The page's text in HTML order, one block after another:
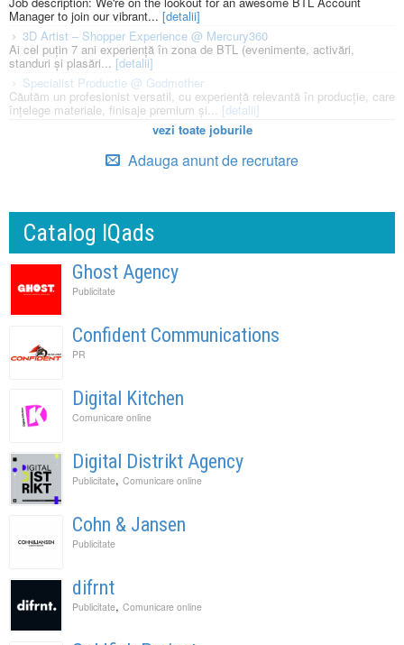
Manager to join our vibrant... [detalii]
3D Artist – Shopper Experience @ Mercury360
Ai cel puțin 7 ani experiență în zona de BTL (evenimente, activări,
standuri și plasări...[detalii]
Specialist Productie @ Godmother
Căutăm un profesionist versatil, cu experiență relevantă în producție, care
înțelege materiale, finisaje premium și... [detalii]
vezi toate joburile
Adauga anunt de recrutare
Catalog IQads
Ghost Agency
Publicitate
Confident Communications
PR
Digital Kitchen
Comunicare online
Digital Distrikt Agency
Publicitate, Comunicare online
Cohn & Jansen
Publicitate
difrnt
Publicitate, Comunicare online